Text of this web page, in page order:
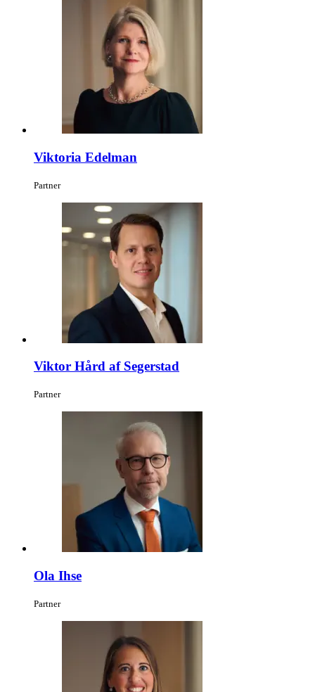
Viktoria Edelman
Partner
Viktor Hård af Segerstad
Partner
Ola Ihse
Partner